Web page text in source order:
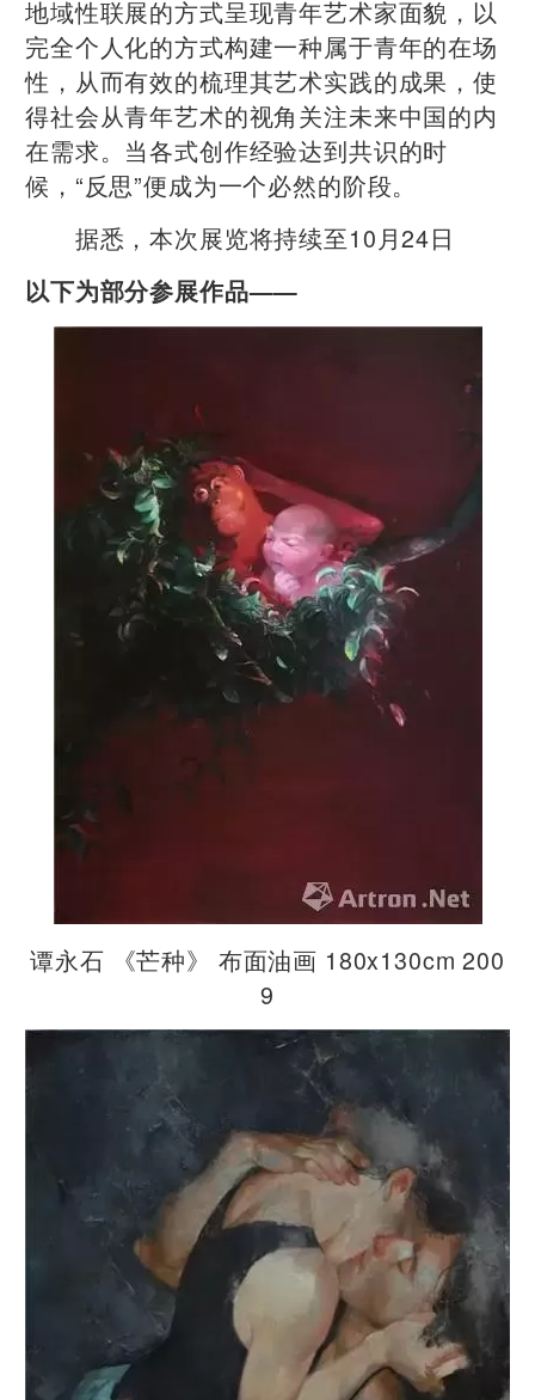
地域性联展的方式呈现青年艺术家面貌，以
完全个人化的方式构建一种属于青年的在场
性，从而有效的梳理其艺术实践的成果，使
得社会从青年艺术的视角关注未来中国的内
在需求。当各式创作经验达到共识的时
候，“反思”便成为一个必然的阶段。
据悉，本次展览将持续至10月24日
以下为部分参展作品——
谭永石 《芒种》 布面油画 180x130cm 200
9